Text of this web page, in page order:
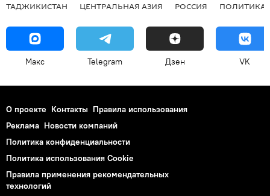
ТАДЖИКИСТАН ЦЕНТРАЛЬНАЯ АЗИЯ РОССИЯ ПОЛИТИКА
Макс Telegram Дзен VK
О проекте Контакты Правила использования
Реклама Новости компаний
Политика конфиденциальности
Политика использования Cookie
Правила применения рекомендательных
технологий